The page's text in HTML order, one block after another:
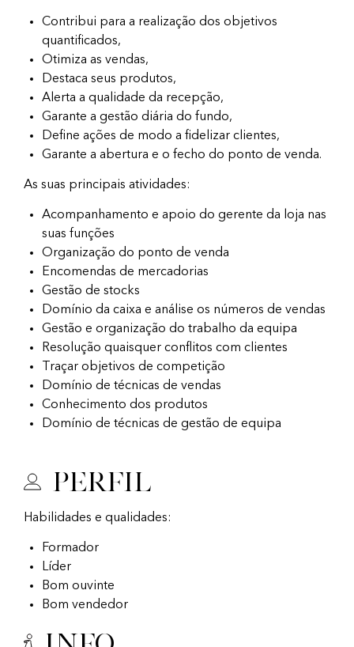
Contribui para a realização dos objetivos
quantificados,
Otimiza as vendas,
Destaca seus produtos,
Alerta a qualidade da recepção,
Garante a gestão diária do fundo,
Define ações de modo a fidelizar clientes,
Garante a abertura e o fecho do ponto de venda.
As suas principais atividades:
Acompanhamento e apoio do gerente da loja nas
suas funções
Organização do ponto de venda
Encomendas de mercadorias
Gestão de stocks
Domínio da caixa e análise os números de vendas
Gestão e organização do trabalho da equipa
Resolução quaisquer conflitos com clientes
Traçar objetivos de competição
Domínio de técnicas de vendas
Conhecimento dos produtos
Domínio de técnicas de gestão de equipa
Perfil
Habilidades e qualidades:
Formador
Líder
Bom ouvinte
Bom vendedor